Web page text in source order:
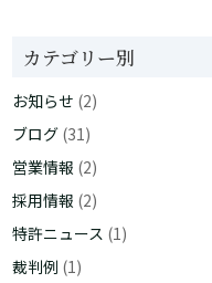
カテゴリー別
お知らせ (2)
ブログ (31)
営業情報 (2)
採用情報 (2)
特許ニュース (1)
裁判例 (1)